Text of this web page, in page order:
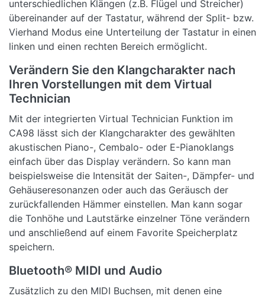
unterschiedlichen Klängen (z.B. Flügel und Streicher)
übereinander auf der Tastatur, während der Split- bzw.
Vierhand Modus eine Unterteilung der Tastatur in einen
linken und einen rechten Bereich ermöglicht.
Verändern Sie den Klangcharakter nach
Ihren Vorstellungen mit dem Virtual
Technician
Mit der integrierten Virtual Technician Funktion im
CA98 lässt sich der Klangcharakter des gewählten
akustischen Piano-, Cembalo- oder E-Pianoklangs
einfach über das Display verändern. So kann man
beispielsweise die Intensität der Saiten-, Dämpfer- und
Gehäuseresonanzen oder auch das Geräusch der
zurückfallenden Hämmer einstellen. Man kann sogar
die Tonhöhe und Lautstärke einzelner Töne verändern
und anschließend auf einem Favorite Speicherplatz
speichern.
Bluetooth® MIDI und Audio
Zusätzlich zu den MIDI Buchsen, mit denen eine